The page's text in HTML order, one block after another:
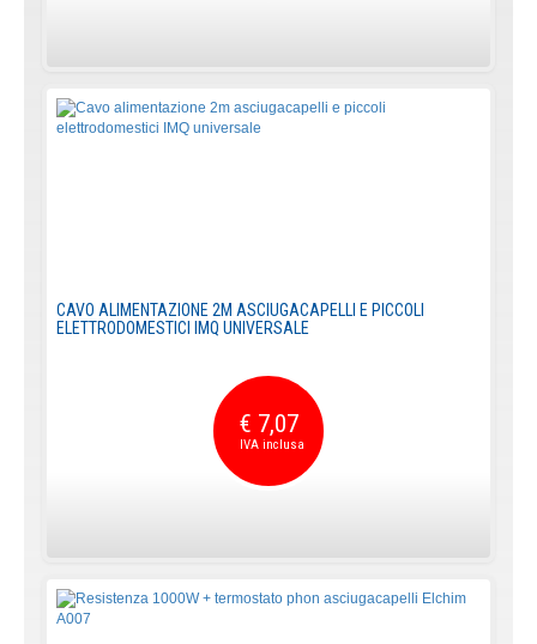
CAVO ALIMENTAZIONE 2M ASCIUGACAPELLI E PICCOLI
ELETTRODOMESTICI IMQ UNIVERSALE
€ 7,07